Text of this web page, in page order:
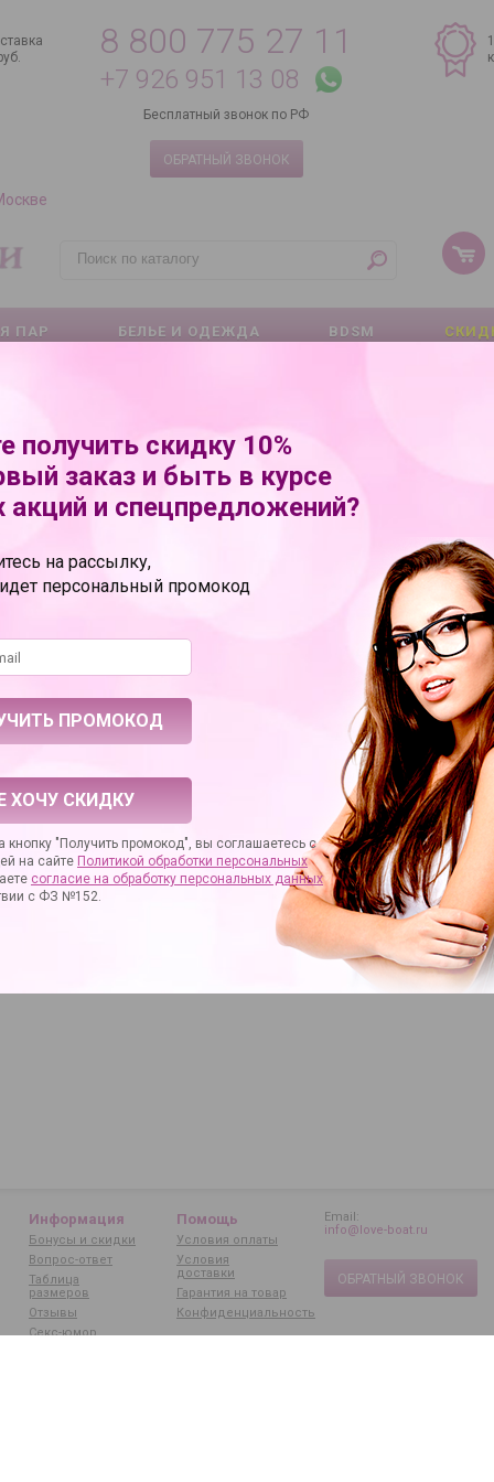
8 800 775 27 11
+7 926 951 13 08
Бесплатный звонок по РФ
ОБРАТНЫЙ ЗВОНОК
ПАР БЕЛЬЕ И ОДЕЖДА BDSM
Evelena в нашем
Россия
Информация
Бонусы и скидки
Вопрос-ответ
Таблица
размеров
Отзывы
Секс-юмор
Помощь
Условия оплаты
Условия
доставки
Гарантия на товар
Конфиденциальность
Email:
info@love-boat.ru
ОБРАТНЫЙ ЗВОНОК
получить скидку 10%
заказ и быть в курсе
акций и спецпредложений?
на рассылку,
персональный промокод
ХОЧУ СКИДКУ
кнопку "Получить промокод", вы соглашаетесь с
на сайте Политикой обработки персональных
согласие на обработку персональных данных
с ФЗ №152.